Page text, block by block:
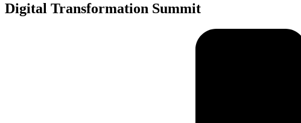
Digital Transformation Summit